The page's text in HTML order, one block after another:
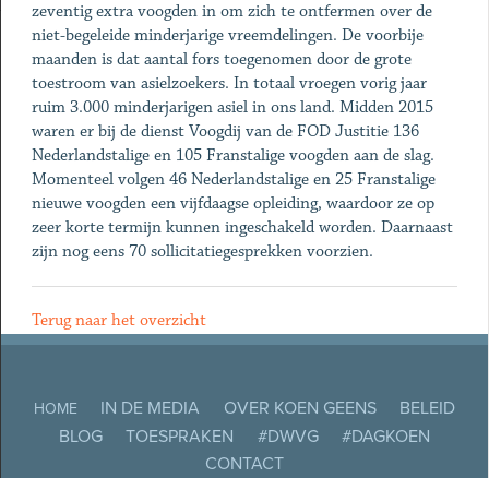
zeventig extra voogden in om zich te ontfermen over de
niet-begeleide minderjarige vreemdelingen. De voorbije
maanden is dat aantal fors toegenomen door de grote
toestroom van asielzoekers. In totaal vroegen vorig jaar
ruim 3.000 minderjarigen asiel in ons land. Midden 2015
waren er bij de dienst Voogdij van de FOD Justitie 136
Nederlandstalige en 105 Franstalige voogden aan de slag.
Momenteel volgen 46 Nederlandstalige en 25 Franstalige
nieuwe voogden een vijfdaagse opleiding, waardoor ze op
zeer korte termijn kunnen ingeschakeld worden. Daarnaast
zijn nog eens 70 sollicitatiegesprekken voorzien.
Terug naar het overzicht
HOME IN DE MEDIA OVER KOEN GEENS
BELEID
BLOG
TOESPRAKEN #DWVG
#DAGKOEN
CONTACT